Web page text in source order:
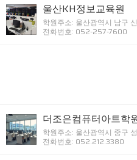
울산KH정보교육원
학원주소: 울산광역시 남구
전화번호: 052-257-7600
더조은컴퓨터아트학
학원주소: 울산광역시 중구
전화번호: 052.212.3380